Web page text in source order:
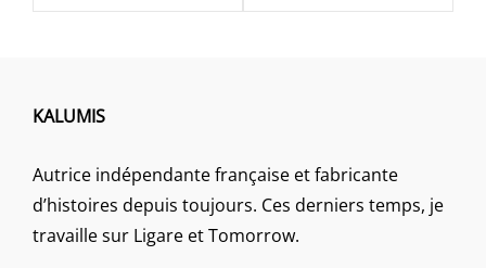
KALUMIS
Autrice indépendante française et fabricante
d’histoires depuis toujours. Ces derniers temps, je
travaille sur Ligare et Tomorrow.